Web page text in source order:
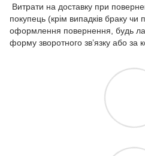
Витрати на доставку при
покупець (крім випадків браку
оформлення повернення, будь
форму зворотного зв’язку або за